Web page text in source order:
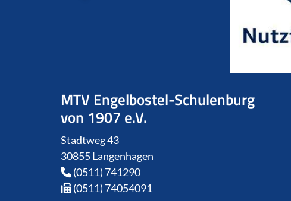
MTV Engelbostel-Schulenburg
von 1907 e.V.
Stadtweg 43
30855 Langenhagen
(0511) 741290
(0511) 74054091